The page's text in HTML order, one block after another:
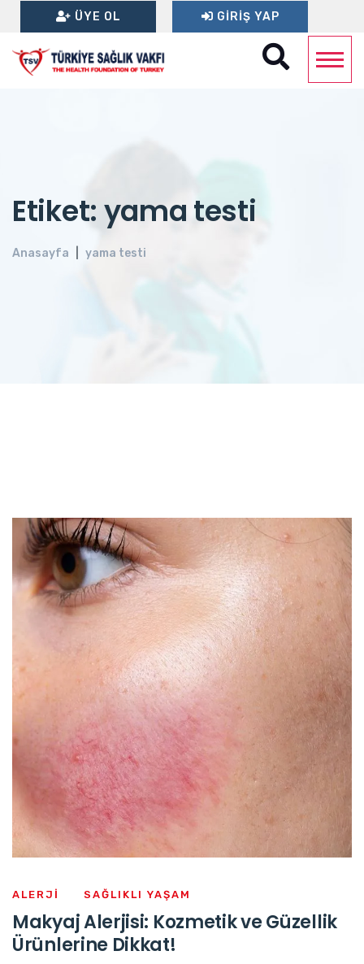
ÜYE OL GIRIŞ YAP
Etiket: yama testi
Anasayfa yama testi
ALERJI SAĞLIKLI YAŞAM
Makyaj Alerjisi: Kozmetik ve Güzellik
Ürünlerine Dikkat!